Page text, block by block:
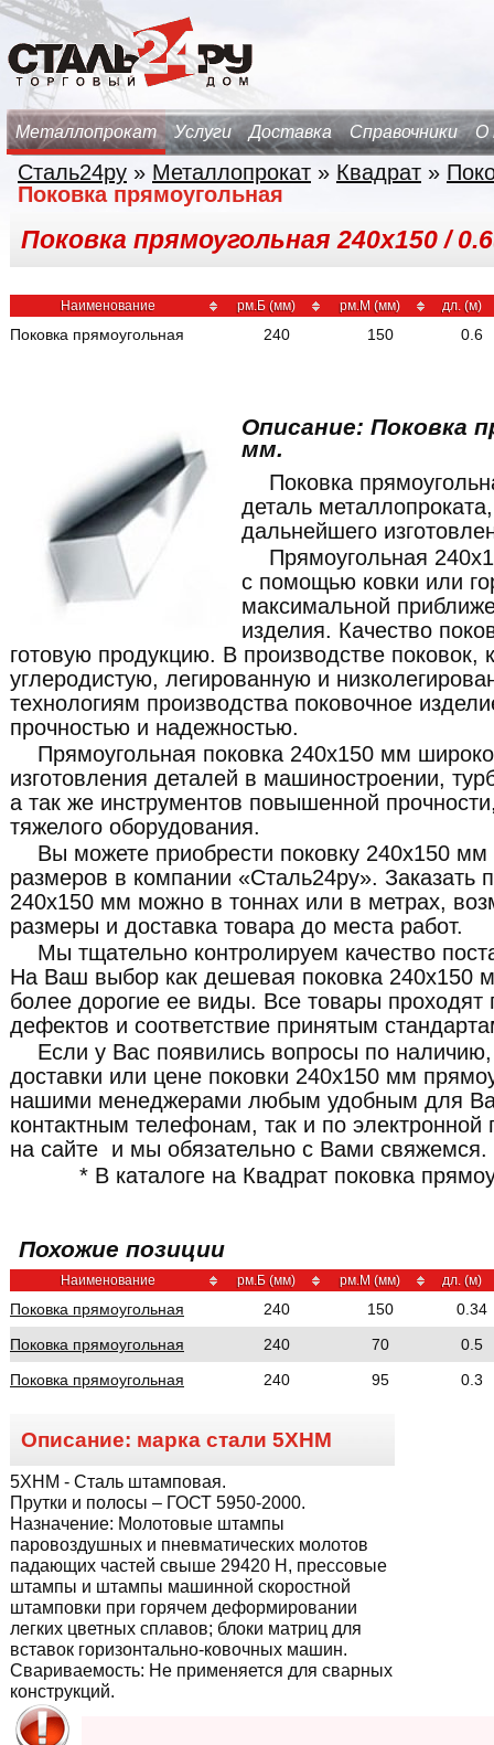
Металлопрокат Услуги Доставка Справочники О
Сталь24ру » Металлопрокат » Квадрат »
Поковка прямоугольная
Поковка прямоугольная 240х150 /
Наименование рм.Б (мм) рм.М (мм) дл. (м)
Поковка прямоугольная 240 150 0.6
Описание: Поковка
мм.
Поковка
деталь
дальнейшего
Прямоугольная
с помощью ковки или
максимальной
изделия. Качество
готовую продукцию. В производстве поковок,
углеродистую, легированную и
технологиям производства поковочное
прочностью и надежностью.
Прямоугольная поковка 240x150 мм
изготовления деталей в машиностроении,
а так же инструментов повышенной
тяжелого оборудования.
Вы можете приобрести поковку 240x150
размеров в компании «Сталь24ру». Заказать
240x150 мм можно в тоннах или в метрах,
размеры и доставка товара до места работ.
Мы тщательно контролируем качество
На Ваш выбор как дешевая поковка 240x150
более дорогие ее виды. Все товары проходят
дефектов и соответствие принятым
Если у Вас появились вопросы по
доставки или цене поковки 240x150 мм
нашими менеджерами любым удобным для
контактным телефонам, так и по электронной
на сайте и мы обязательно с Вами свяжемся.
* В каталоге на Квадрат поковка
Похожие позиции
Наименование рм.Б (мм) рм.М (мм) дл. (м)
Поковка прямоугольная 240 150
0.34
Поковка прямоугольная
240 70
0.5
Поковка прямоугольная
240 95 0.3
Описание: марка стали 5ХНМ
5ХНМ - Сталь штамповая.
Прутки и полосы – ГОСТ 5950-2000.
Назначение: Молотовые штампы
паровоздушных и пневматических молотов
падающих частей свыше 29420 Н, прессовые
штампы и штампы машинной скоростной
штамповки при горячем деформировании
легких цветных сплавов; блоки матриц для
вставок горизонтально-ковочных машин.
Свариваемость: Не применяется для сварных
конструкций.